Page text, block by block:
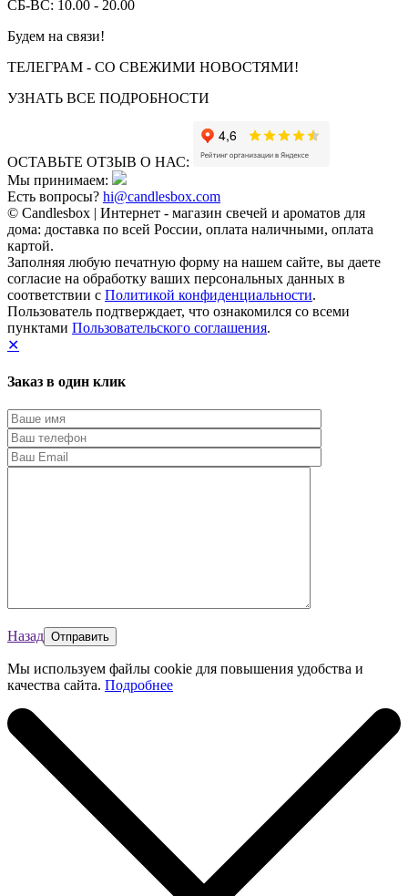
СБ-ВС: 10.00 - 20.00
Будем на связи!
ТЕЛЕГРАМ - СО СВЕЖИМИ НОВОСТЯМИ!
УЗНАТЬ ВСЕ ПОДРОБНОСТИ
ОСТАВЬТЕ ОТЗЫВ О НАС:
Мы принимаем:
Есть вопросы? hi@candlesbox.com
© Candlesbox | Интернет - магазин свечей и ароматов для
дома: доставка по всей России, оплата наличными, оплата
картой.
Заполняя любую печатную форму на нашем сайте, вы даете
согласие на обработку ваших персональных данных в
соответствии с Политикой конфиденциальности.
Пользователь подтверждает, что ознакомился со всеми
пунктами Пользовательского соглашения.
✕
Заказ в один клик
Назад
Мы используем файлы cookie для повышения удобства и
качества сайта. Подробнее